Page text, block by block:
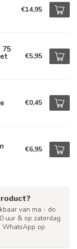
€14,95
€5,95
€0,45
€6,95
van ma - do
uur & op zaterdag
WhatsApp op